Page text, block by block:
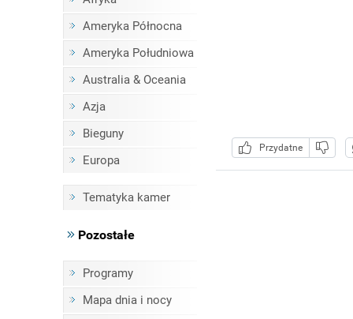
Ameryka Północna
Ameryka Południowa
Australia & Oceania
Azja
Bieguny
Europa
Tematyka kamer
Pozostałe
Programy
Mapa dnia i nocy
Przydatne